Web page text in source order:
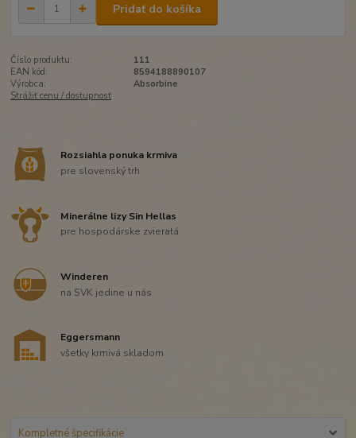
Pridať do košíka
Číslo produktu:
111
EAN kód:
8594188890107
Výrobca:
Absorbine
Strážiť cenu / dostupnosť
Rozsiahla ponuka krmiva
pre slovenský trh
Minerálne lizy Sin Hellas
pre hospodárske zvieratá
Winderen
na SVK jedine u nás
Eggersmann
všetky krmivá skladom
Kompletné špecifikácie